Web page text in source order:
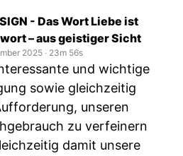
- Das Wort Liebe ist
– aus geistiger Sicht
2025 ‧ 23m 56s
und wichtige
sowie gleichzeitig
unseren
zu verfeinern
damit unsere